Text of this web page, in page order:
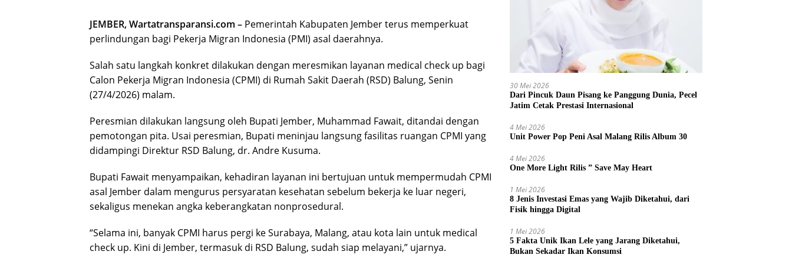
JEMBER, Wartatransparansi.com – Pemerintah Kabupaten Jember terus memperkuat
perlindungan bagi Pekerja Migran Indonesia (PMI) asal daerahnya.
Salah satu langkah konkret dilakukan dengan meresmikan layanan medical check up bagi
Calon Pekerja Migran Indonesia (CPMI) di Rumah Sakit Daerah (RSD) Balung, Senin
(27/4/2026) malam.
Peresmian dilakukan langsung oleh Bupati Jember, Muhammad Fawait, ditandai dengan
pemotongan pita. Usai peresmian, Bupati meninjau langsung fasilitas ruangan CPMI yang
didampingi Direktur RSD Balung, dr. Andre Kusuma.
Bupati Fawait menyampaikan, kehadiran layanan ini bertujuan untuk mempermudah CPMI
asal Jember dalam mengurus persyaratan kesehatan sebelum bekerja ke luar negeri,
sekaligus menekan angka keberangkatan nonprosedural.
“Selama ini, banyak CPMI harus pergi ke Surabaya, Malang, atau kota lain untuk medical
check up. Kini di Jember, termasuk di RSD Balung, sudah siap melayani,” ujarnya.
30 Mei 2026
Dari Pincuk Daun Pisang ke Panggung Dunia, Pecel
Jatim Cetak Prestasi Internasional
4 Mei 2026
Unit Power Pop Peni Asal Malang Rilis Album 30
4 Mei 2026
One More Light Rilis ” Save May Heart
1 Mei 2026
8 Jenis Investasi Emas yang Wajib Diketahui, dari
Fisik hingga Digital
1 Mei 2026
5 Fakta Unik Ikan Lele yang Jarang Diketahui,
Bukan Sekadar Ikan Konsumsi